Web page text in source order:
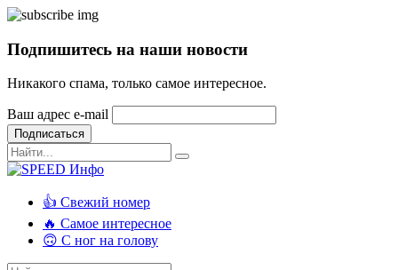
Подпишитесь на наши новости
Никакого спама, только самое интересное.
Ваш адрес e-mail
Подписаться
👍 Свежий номер
🔥 Самое интересное
🙃 С ног на голову